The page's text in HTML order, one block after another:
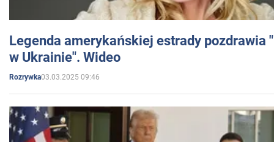
Legenda amerykańskiej estrady pozdrawia
w Ukrainie". Wideo
Rozrywka03.03.2025 09:46